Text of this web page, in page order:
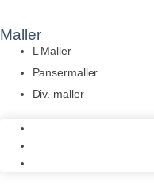
Maller
L Maller
Pansermaller
Div. maller